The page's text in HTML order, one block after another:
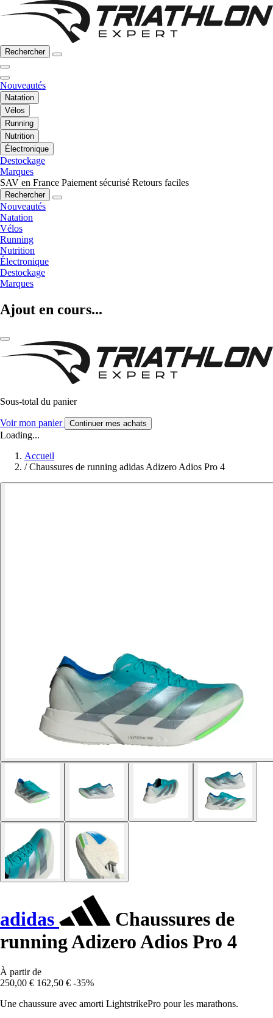
Rechercher
Nouveautés
Natation
Vélos
Running
Nutrition
Électronique
Destockage
Marques
SAV en France Paiement sécurisé Retours faciles
Rechercher
Nouveautés
Natation
Vélos
Running
Nutrition
Électronique
Destockage
Marques
Ajout en cours...
Sous-total du panier
Voir mon panier Continuer mes achats
Loading...
Accueil
/ Chaussures de running adidas Adizero Adios Pro 4
adidas
Chaussures de
running Adizero Adios Pro 4
À partir de
250,00 € 162,50 € -35%
Une chaussure avec amorti LightstrikePro pour les marathons.